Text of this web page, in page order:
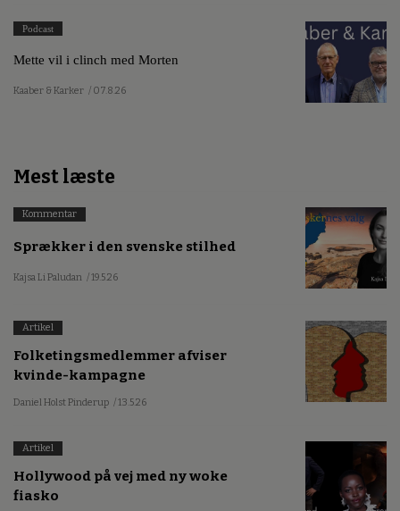
Podcast
Mette vil i clinch med Morten
Kaaber & Karker / 07.8.26
Mest læste
Kommentar
Sprækker i den svenske stilhed
Kajsa Li Paludan / 19.5.26
Artikel
Folketingsmedlemmer afviser
kvinde-kampagne
Daniel Holst Pinderup / 13.5.26
Artikel
Hollywood på vej med ny woke
fiasko